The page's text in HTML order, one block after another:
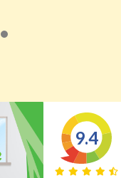
9.4